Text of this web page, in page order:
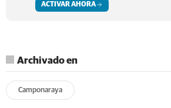
ACTIVAR AHORA
Archivado en
Camponaraya